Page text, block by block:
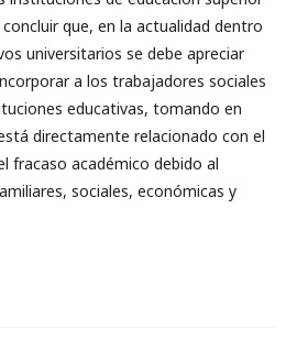
que, en la actualidad dentro
universitarios se debe apreciar
a los trabajadores sociales
educativas, tomando en
directamente relacionado con el
fracaso académico debido al
sociales, económicas y